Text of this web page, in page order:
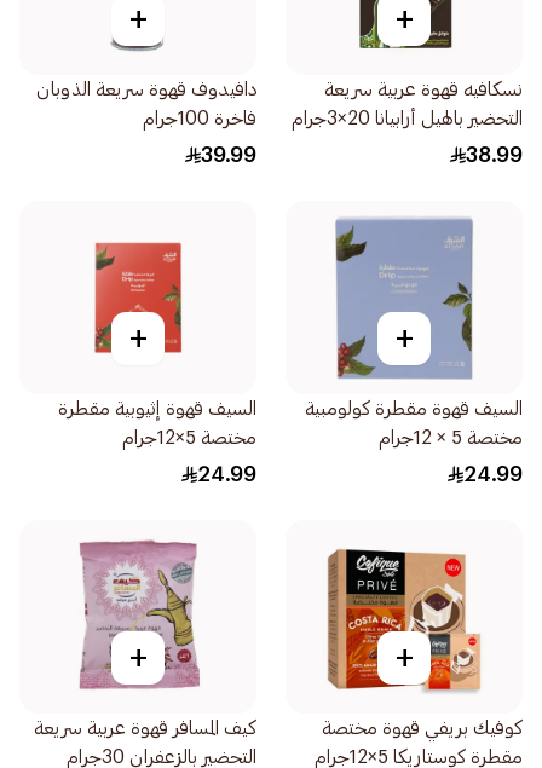
+
نسكافيه قهوة عربية سريعة
التحضير بالهيل أرابيانا 20×3جرام
38.99
+
دافيدوف قهوة سريعة الذوبان
فاخرة 100جرام
39.99
+
السيف قهوة مقطرة كولومبية
مختصة 5 × 12جرام
24.99
+
السيف قهوة إثيوبية مقطرة
مختصة 5×12جرام
24.99
+
كوفيك بريفي قهوة مختصة
مقطرة كوستاريكا 5×12جرام
+
كيف المسافر قهوة عربية سريعة
التحضير بالزعفران 30جرام